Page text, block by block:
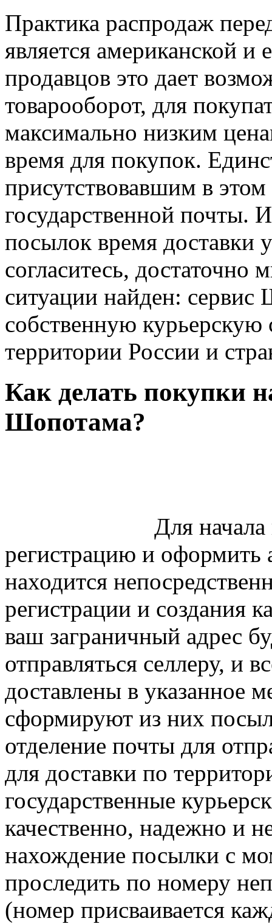
Практика распродаж
является американской и
продавцов это дает
товарооборот, для
максимально низким
время для покупок.
присутствовавшим в
государственной почты.
посылок время доставки
согласитесь, достаточно
ситуации найден:
собственную курьерскую
территории России и
Как делать покупки
Шопотама?
Для
регистрацию и оформить
находится
регистрации и создания
ваш заграничный адрес
отправляться селлеру, и
доставлены в указанное
сформируют из них
отделение почты для
для доставки по
государственные
качественно, надежно и
нахождение посылки с
проследить по номеру
(номер присваивается